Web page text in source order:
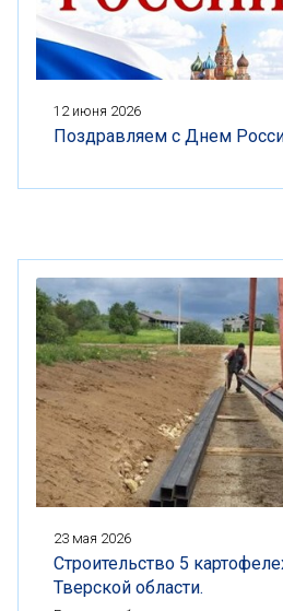
12 июня 2026
Поздравляем с Днем
23 мая 2026
Строительство 5
Тверской области.